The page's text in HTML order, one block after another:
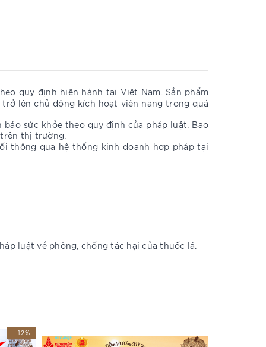
quy định hiện hành tại Việt Nam. Sản phẩm
lên chủ động kích hoạt viên nang trong quá
sức khỏe theo quy định của pháp luật. Bao
thị trường.
thông qua hệ thống kinh doanh hợp pháp tại
luật về phòng, chống tác hại của thuốc lá.
- 12%